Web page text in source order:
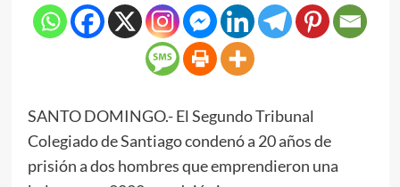
SANTO DOMINGO.- El Segundo Tribunal
Colegiado de Santiago condenó a 20 años de
prisión a dos hombres que emprendieron una